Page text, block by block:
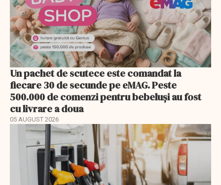
Un pachet de scutece este comandat la
fiecare 30 de secunde pe eMAG. Peste
500.000 de comenzi pentru bebeluși au fost
cu livrare a doua
05 AUGUST 2026